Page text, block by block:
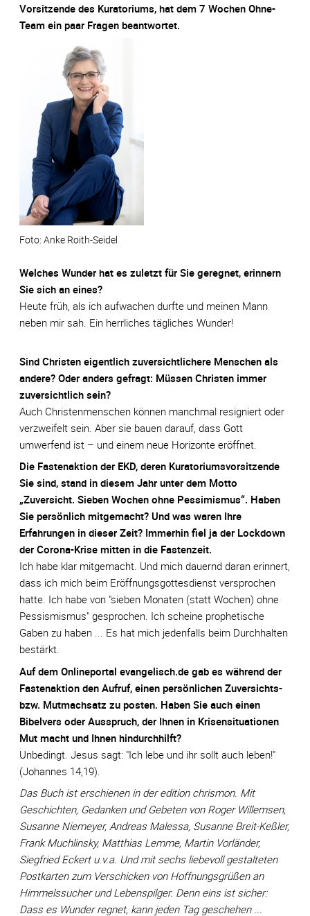
Vorsitzende des Kuratoriums, hat dem 7 Wochen Ohne-
Team ein paar Fragen beantwortet.
Anke Roith-Seidel
Welches Wunder hat es zuletzt für Sie geregnet, erinnern
Sie sich an eines?
Heute früh, als ich aufwachen durfte und meinen Mann
neben mir sah. Ein herrliches tägliches Wunder!
Sind Christen eigentlich zuversichtlichere Menschen als
andere? Oder anders gefragt: Müssen Christen immer
zuversichtlich sein?
Auch Christenmenschen können manchmal resigniert oder
verzweifelt sein. Aber sie bauen darauf, dass Gott
umwerfend ist – und einem neue Horizonte eröffnet.
Die Fastenaktion der EKD, deren Kuratoriumsvorsitzende
Sie sind, stand in diesem Jahr unter dem Motto
„Zuversicht. Sieben Wochen ohne Pessimismus“. Haben
Sie persönlich mitgemacht? Und was waren Ihre
Erfahrungen in dieser Zeit? Immerhin fiel ja der Lockdown
der Corona-Krise mitten in die Fastenzeit.
Ich habe klar mitgemacht. Und mich dauernd daran erinnert,
dass ich mich beim Eröffnungsgottesdienst versprochen
hatte. Ich habe von "sieben Monaten (statt Wochen) ohne
Pessismismus" gesprochen. Ich scheine prophetische
Gaben zu haben ... Es hat mich jedenfalls beim Durchhalten
bestärkt.
Auf dem Onlineportal evangelisch.de gab es während der
Fastenaktion den Aufruf, einen persönlichen Zuversichts-
bzw. Mutmachsatz zu posten. Haben Sie auch einen
Bibelvers oder Ausspruch, der Ihnen in Krisensituationen
Mut macht und Ihnen hindurchhilft?
Unbedingt. Jesus sagt: "Ich lebe und ihr sollt auch leben!"
(Johannes 14,19).
Das Buch ist erschienen in der edition chrismon. Mit
Geschichten, Gedanken und Gebeten von Roger Willemsen,
Susanne Niemeyer, Andreas Malessa, Susanne Breit-Keßler,
Frank Muchlinsky, Matthias Lemme, Martin Vorländer,
Siegfried Eckert u.v.a. Und mit sechs liebevoll gestalteten
Postkarten zum Verschicken von Hoffnungsgrüßen an
Himmelssucher und Lebenspilger. Denn eins ist sicher:
Dass es Wunder regnet, kann jeden Tag geschehen ...